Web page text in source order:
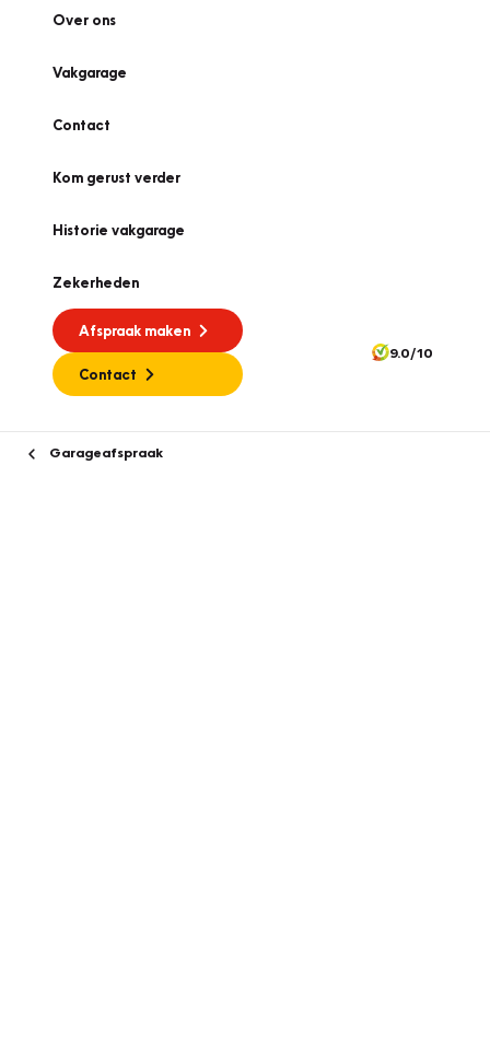
Over ons
Vakgarage
Contact
Kom gerust verder
Historie vakgarage
Zekerheden
Afspraak maken
Contact
9.0/10
Garageafspraak